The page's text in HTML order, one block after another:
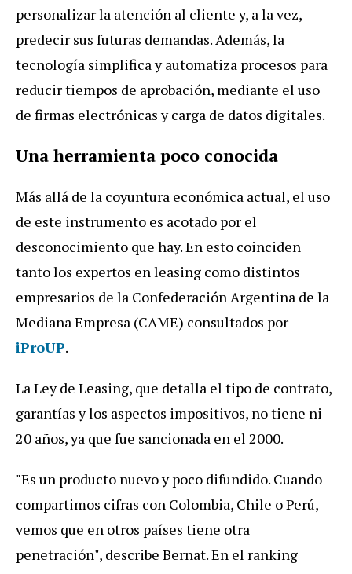
personalizarla atención al cliente y, alavez,
predecir sus futuras demandas.Además,la
tecnología simplificay automatiza procesos para
reducirtiempos de aprobación, mediante el uso
de firmas electrónicas y carga de datos digitales.
Una herramienta poco conocida
Más allá de la coyuntura económica actual, el uso
de este instrumento es acotado por el
desconocimiento que hay.En esto coinciden
tantolos expertos enleasing como distintos
empresarios de la ConfederaciónArgentina de la
MedianaEmpresa (CAME) consultados por
iProUP.
LaLey de Leasing, que detalla el tipo de contrato,
garantías ylos aspectos impositivos, notiene ni
20 años,ya que fue sancionada en el 2000.
"Es un producto nuevoy poco difundido. Cuando
compartimos cifras con Colombia, Chile oPerú,
vemos que en otros países tiene otra
penetración", describe Bernat.En el ranking